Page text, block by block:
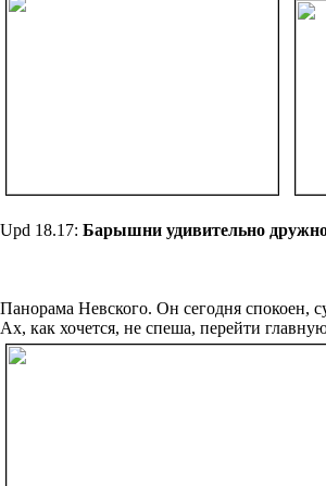
Upd 18.17: Барышни удивительно дружно
Панорама Невского. Он сегодня спокоен,
Ах, как хочется, не спеша, перейти